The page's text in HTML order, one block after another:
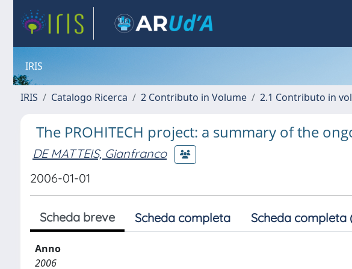
IRIS
IRIS Catalogo Ricerca 2 Contributo in Volume 2.1 Contributo in
The PROHITECH project: a summary of the
DE MATTEIS, Gianfranco
2006-01-01
Scheda breve Scheda completa Scheda completa
Anno
2006